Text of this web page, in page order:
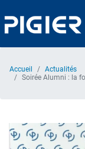
au
contenu
Accueil
Actualités
Soirée Alumni : la